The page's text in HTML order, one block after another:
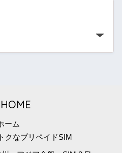
ーム
クなプリペイドSIM